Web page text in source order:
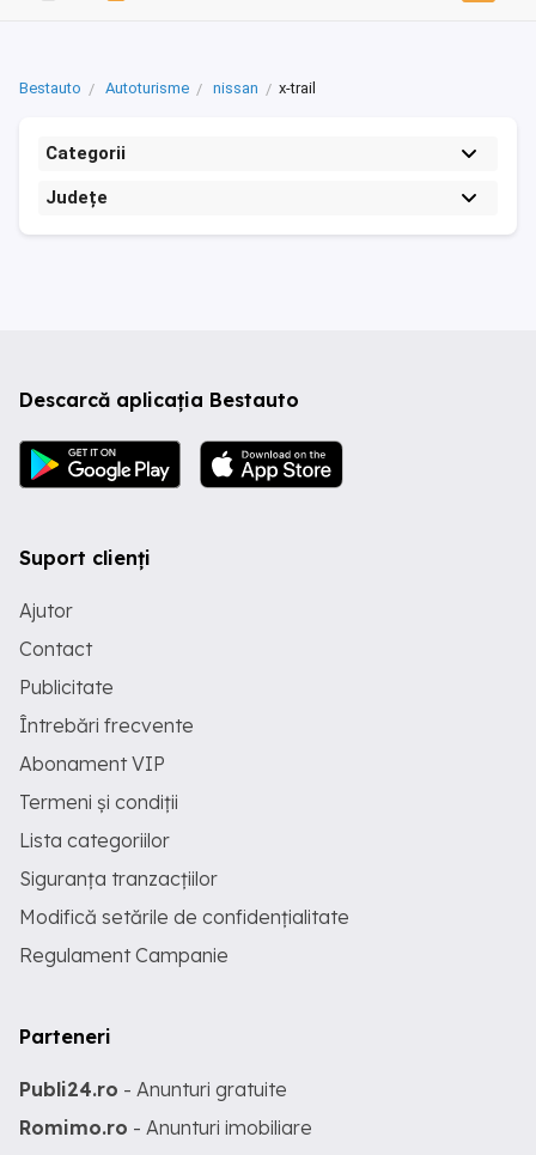
Bestauto Autoturisme nissan x-trail
Categorii
Județe
Descarcă aplicația Bestauto
Suport clienți
Ajutor
Contact
Publicitate
Întrebări frecvente
Abonament VIP
Termeni și condiții
Lista categoriilor
Siguranța tranzacțiilor
Modifică setările de confidențialitate
Regulament Campanie
Parteneri
Publi24.ro - Anunturi gratuite
Romimo.ro - Anunturi imobiliare